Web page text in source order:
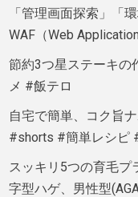
「管理画面探索」「
WAF（Web
節約3つ星ステーキの
メ #飯テロ
自宅で簡単、コク旨
#shorts #簡単レシピ
スッキリ5つの育毛プ
字型ハゲ、男性型